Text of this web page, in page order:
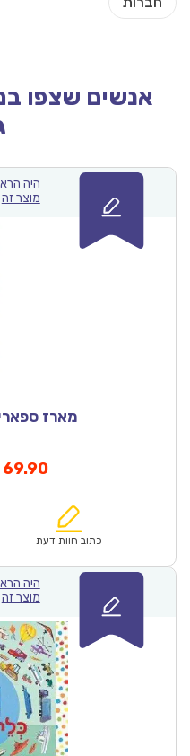
אנשים שצפו
היה
מוצר זה
מארז
₪100.00.
69.90המחיר
הוא:
כתוב חוות דעת
היה
מוצר זה